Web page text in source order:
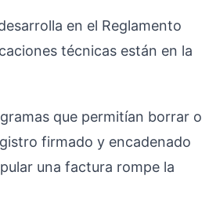
en el Reglamento
técnicas están en la
que permitían borrar o
firmado y encadenado
una factura rompe la